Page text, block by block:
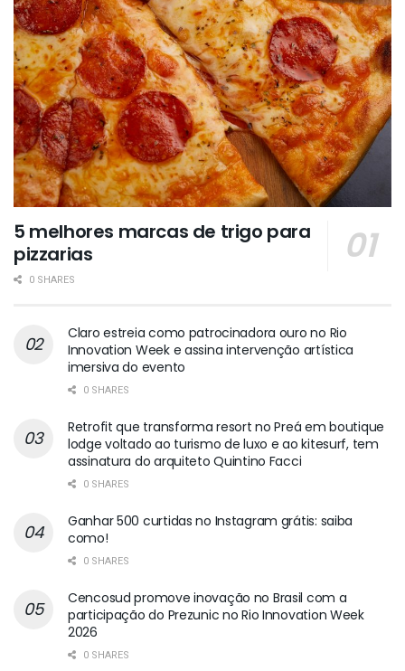
5 melhores marcas de trigo para
pizzarias
0 SHARES
Claro estreia como patrocinadora ouro no Rio
Innovation Week e assina intervenção artística
imersiva do evento
0 SHARES
Retrofit que transforma resort no Preá em boutique
lodge voltado ao turismo de luxo e ao kitesurf, tem
assinatura do arquiteto Quintino Facci
0 SHARES
Ganhar 500 curtidas no Instagram grátis: saiba
como!
0 SHARES
Cencosud promove inovação no Brasil com a
participação do Prezunic no Rio Innovation Week
2026
0 SHARES